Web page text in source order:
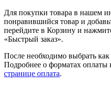
Для покупки товара в нашем
понравившийся товар и
перейдите в Корзину и
«Быстрый заказ».
После необходимо выбрать как
Подробнее о форматах оплаты
странице оплата.